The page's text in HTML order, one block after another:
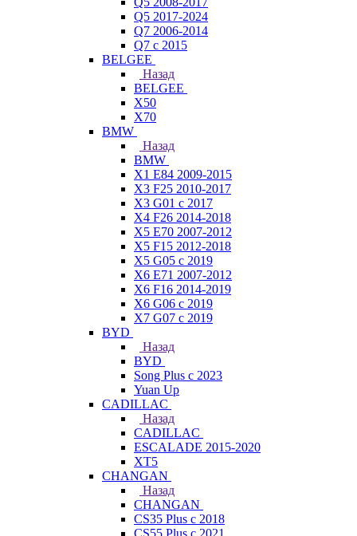
Q5 2017-2024
Q7 2006-2014
Q7 с 2015
BELGEE
Назад
BELGEE
X50
X70
BMW
Назад
BMW
X1 E84 2009-2015
X3 F25 2010-2017
X3 G01 с 2017
X4 F26 2014-2018
X5 E70 2007-2012
X5 F15 2012-2018
X5 G05 с 2019
X6 E71 2007-2012
X6 F16 2014-2019
X6 G06 с 2019
X7 G07 с 2019
BYD
Назад
BYD
Song Plus с 2023
Yuan Up
CADILLAC
Назад
CADILLAC
ESСALADE 2015-2020
XT5
CHANGAN
Назад
CHANGAN
CS35 Plus с 2018
CS55 Plus с 2021